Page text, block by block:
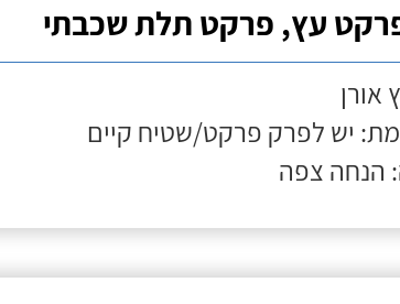
עץ, פרקט תלת שכבתי
אורן
יש לפרק פרקט/שטיח קיים
הנחה צפה